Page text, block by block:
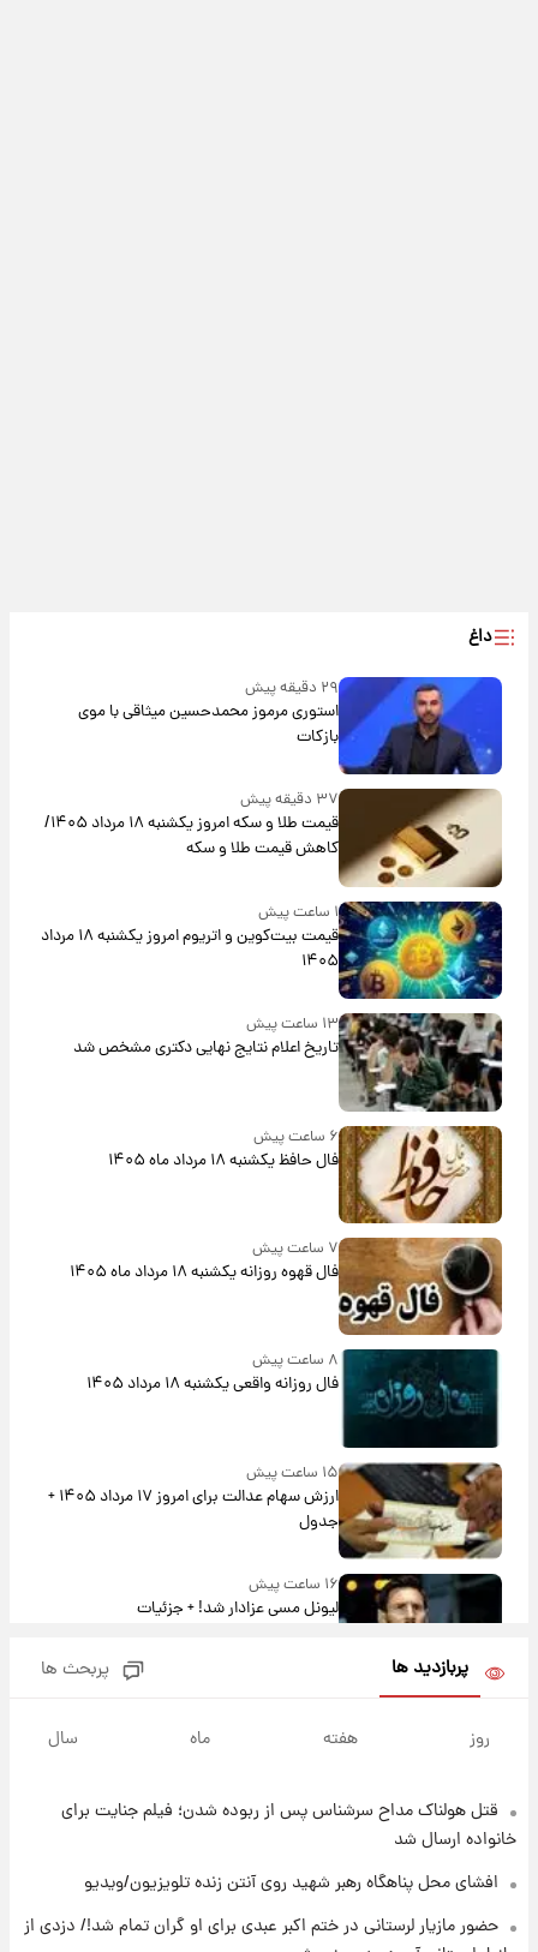
داغ
۲۹ دقیقه پیش
استوری مرموز محمدحسین میثاقی با موی
بازکات
۳۷ دقیقه پیش
قیمت طلا و سکه امروز یکشنبه ۱۸ مرداد ۱۴۰۵/
کاهش قیمت طلا و سکه
۱ ساعت پیش
قیمت بیت‌کوین و اتریوم امروز یکشنبه ۱۸ مرداد
۱۴۰۵
۱۳ ساعت پیش
تاریخ اعلام نتایج نهایی دکتری مشخص شد
۶ ساعت پیش
فال حافظ یکشنبه ۱۸ مرداد ماه ۱۴۰۵
۷ ساعت پیش
فال قهوه روزانه یکشنبه ۱۸ مرداد ماه ۱۴۰۵
۸ ساعت پیش
فال روزانه واقعی یکشنبه ۱۸ مرداد ۱۴۰۵
۱۵ ساعت پیش
ارزش سهام عدالت برای امروز ۱۷ مرداد ۱۴۰۵ +
جدول
۱۶ ساعت پیش
لیونل مسی عزادار شد! + جزئیات
جهانی در آمریکا + فیلم
۱۹ ساعت پیش
۱۹ ساعت پیش
تصاویر عمامه بستن به شیوه خاتمی/ویدیو
پربازدید ها پربحث ها
روز هفته ماه سال
قتل هولناک مداح سرشناس پس از ربوده شدن؛ فیلم جنایت برای
خانواده ارسال شد
افشای محل پناهگاه‌ رهبر شهید روی آنتن زنده تلویزیون/ویدیو
حضور مازیار لرستانی در ختم اکبر عبدی برای او گران تمام شد!/ دزدی از